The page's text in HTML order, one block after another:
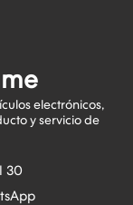
electrónicos,
y servicio de
30